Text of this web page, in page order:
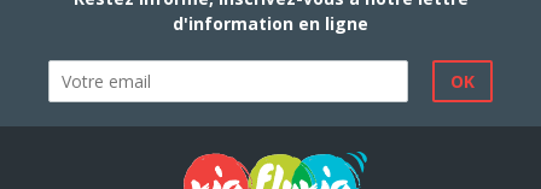
d'information en ligne